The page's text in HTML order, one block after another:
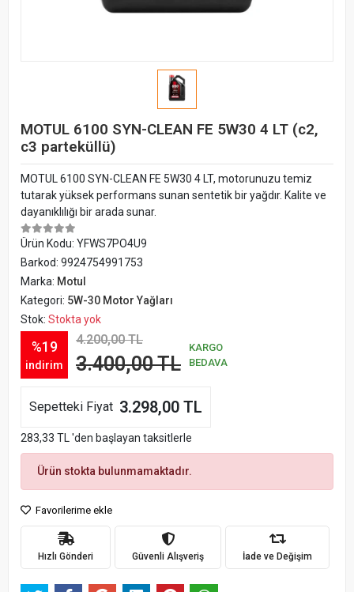
MOTUL 6100 SYN-CLEAN FE 5W30 4 LT (c2,
c3 parteküllü)
MOTUL 6100 SYN-CLEAN FE 5W30 4 LT, motorunuzu temiz
tutarak yüksek performans sunan sentetik bir yağdır. Kalite ve
dayanıklılığı bir arada sunar.
Ürün Kodu: YFWS7PO4U9
Barkod: 9924754991753
Marka: Motul
Kategori: 5W-30 Motor Yağları
Stok: Stokta yok
%19
indirim
4.200,00 TL
3.400,00 TL
KARGO
BEDAVA
Sepetteki Fiyat 3.298,00 TL
283,33 TL 'den başlayan taksitlerle
Ürün stokta bulunmamaktadır.
Favorilerime ekle
Hızlı Gönderi Güvenli Alışveriş İade ve Değişim